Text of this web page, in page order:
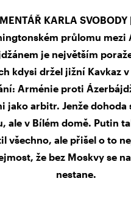
KARLA SVOBODY
průlomu mezi
je největším
kdysi držel jižní Kavkaz
Arménie proti
jako arbitr. Jenže dohoda
ale v Bílém domě. Putin
všechno, ale přišel o to
že bez Moskvy se
nestane.